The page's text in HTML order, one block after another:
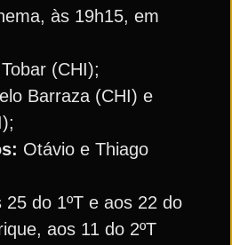
às 19h15, em
(CHI);
Barraza (CHI) e
Otávio e Thiago
25 do 1ºT e aos 22 do
aos 11 do 2ºT